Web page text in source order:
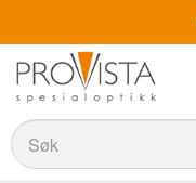
Søk
Søk